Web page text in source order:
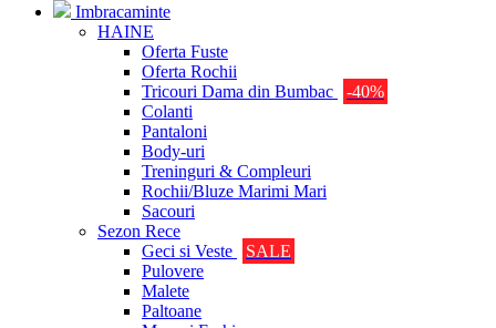
Imbracaminte
HAINE
Oferta Fuste
Oferta Rochii
Tricouri Dama din Bumbac
-40%
Colanti
Pantaloni
Body-uri
Treninguri & Compleuri
Rochii/Bluze Marimi Mari
Sacouri
Sezon Rece
Geci si Veste
SALE
Pulovere
Malete
Paltoane